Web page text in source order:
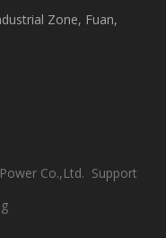
Zone, Fuan,
Co.,Ltd. Support